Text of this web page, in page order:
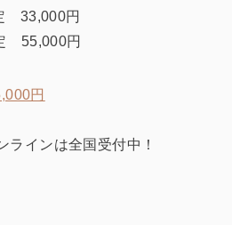
33,000円
55,000円
円
ラインは全国受付中！